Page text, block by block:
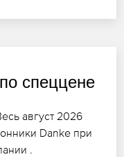
спеццене
август 2026
Danke при
.